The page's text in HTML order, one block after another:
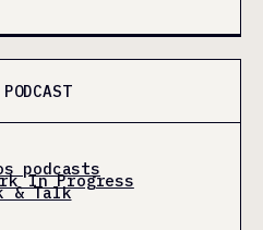
podcasts
In Progress
& Talk